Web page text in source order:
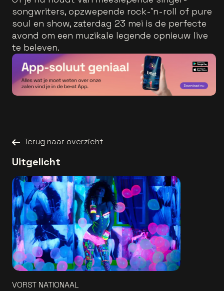
songwriters, opzwepende rock-’n-roll of pure
soul en show, zaterdag 23 mei is de perfecte
avond om een muzikale legende opnieuw live
te beleven.
Terug naar overzicht
Uitgelicht
VORST NATIONAAL